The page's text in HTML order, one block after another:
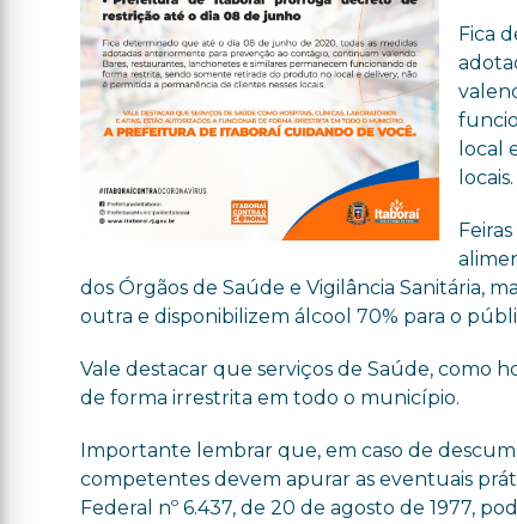
Fica
local
locais.
dos Órgãos de Saúde e Vigilância Sanitária,
outra e disponibilizem álcool 70% para o
Vale destacar que serviços de Saúde, como
de forma irrestrita em todo o município.
Importante lembrar que, em caso de
competentes devem apurar as eventuais
Federal nº 6.437, de 20 de agosto de 1977,